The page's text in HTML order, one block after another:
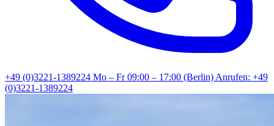
+49 (0)3221-1389224 Mo – Fr 09:00 – 17:00 (Berlin)Anrufen: +49
(0)3221-1389224